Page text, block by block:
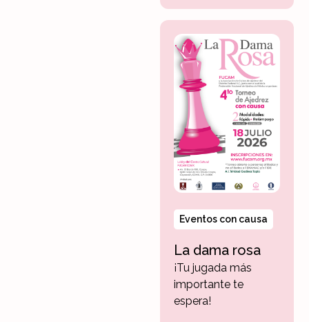
Eventos con causa
La dama rosa
¡Tu jugada más
importante te
espera!